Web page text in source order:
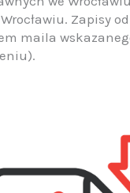
Zapisy
maila